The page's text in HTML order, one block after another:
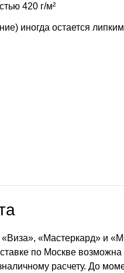
420 г/м²
иногда остается
«Мастеркард» и
по Москве
расчету. До